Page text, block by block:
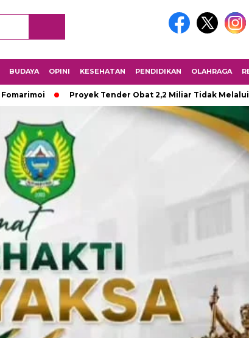
BUDAYA OPINI KESEHATAN PENDIDIKAN OLAHRAGA
Proyek Tender Obat 2,2 Miliar Tidak Melalui ULP,